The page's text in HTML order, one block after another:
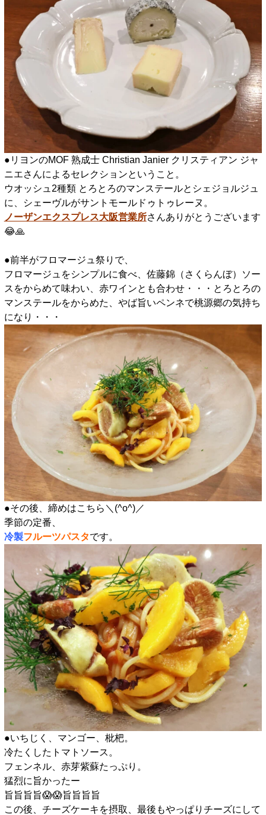
●リヨンのMOF 熟成士 Christian Janier クリスティアン ジャ
ニエさんによるセレクションということ。
ウオッシュ2種類 とろとろのマンステールとシェジョルジュ
に、シェーヴルがサントモールドゥトゥレーヌ。
ノーザンエクスプレス大阪営業所さんありがとうございます
😂🙏
●前半がフロマージュ祭りで、
フロマージュをシンプルに食べ、佐藤錦（さくらんぼ）ソー
スをからめて味わい、赤ワインとも合わせ・・・とろとろの
マンステールをからめた、やば旨いペンネで桃源郷の気持ち
になり・・・
●その後、締めはこちら＼(^o^)／
季節の定番、
冷製フルーツパスタです。
●いちじく、マンゴー、枇杷。
冷たくしたトマトソース。
フェンネル、赤芽紫蘇たっぷり。
猛烈に旨かったー
旨旨旨旨😱😱旨旨旨旨
この後、チーズケーキを摂取、最後もやっぱりチーズにして